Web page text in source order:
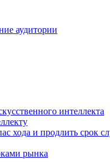
аудитории
интеллекта
хода и продлить срок
рынка